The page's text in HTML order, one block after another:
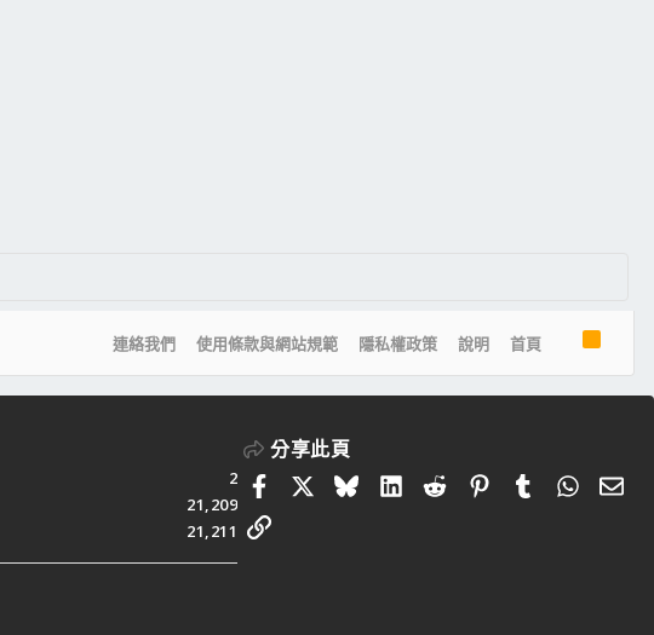
連絡我們 使用條款與網站規範 隱私權政策 說明 首頁
R
S
2
21,209
21,211
分享此頁
FacebookBlueskyLinkedIn
RedditPinterestTumblr 電
連結